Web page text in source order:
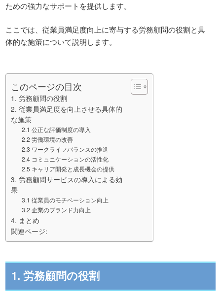
ための強力なサポートを提供します。
ここでは、従業員満足度向上に寄与する労務顧問の役割と具
体的な施策について説明します。
このページの目次
1. 労務顧問の役割
2. 従業員満足度を向上させる具体的
な施策
2.1 公正な評価制度の導入
2.2 労働環境の改善
2.3 ワークライフバランスの推進
2.4 コミュニケーションの活性化
2.5 キャリア開発と成長機会の提供
3. 労務顧問サービスの導入による効
果
3.1 従業員のモチベーション向上
3.2 企業のブランド力向上
4. まとめ
関連ページ:
1. 労務顧問の役割